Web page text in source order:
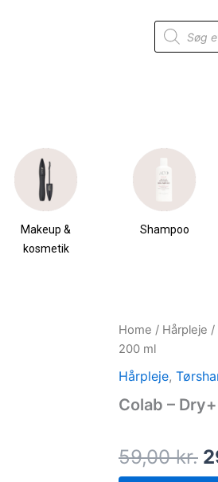
Products
search
Makeup &
kosmetik
Shampoo
Home / Hårpleje /
200 ml
Hårpleje,
Colab –
59,00kr.